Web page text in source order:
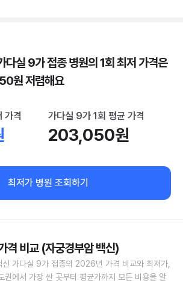
실 9가 접종 병원의 1회 최저 가격은
원 저렴해요
가격 가다실 9가 1회 평균 가격
203,050원
최저가 병원 조회하기
격 비교 (자궁경부암 백신)
신 가다실 9가 접종의 2026년 가격 비교와 최저가,
권에서 가장 싼 곳부터 평균가까지 모든 비용을 알